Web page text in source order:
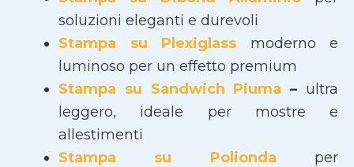
soluzioni eleganti e durevoli
Stampa su Plexiglass moderno e
luminoso per un effetto premium
Stampa su Sandwich Piuma – ultra
leggero, ideale per mostre e
allestimenti
Stampa su Polionda per